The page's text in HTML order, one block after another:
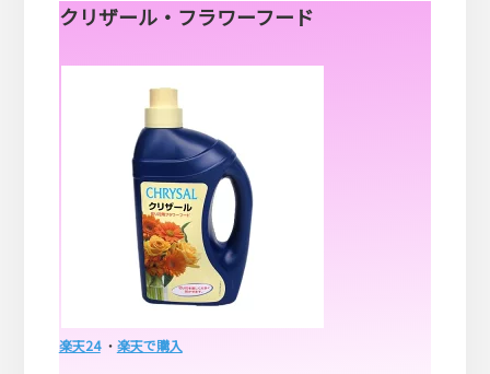
クリザール・フラワーフード
楽天24・ 楽天で購入